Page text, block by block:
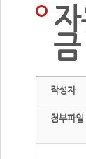
작성자
첨부파일